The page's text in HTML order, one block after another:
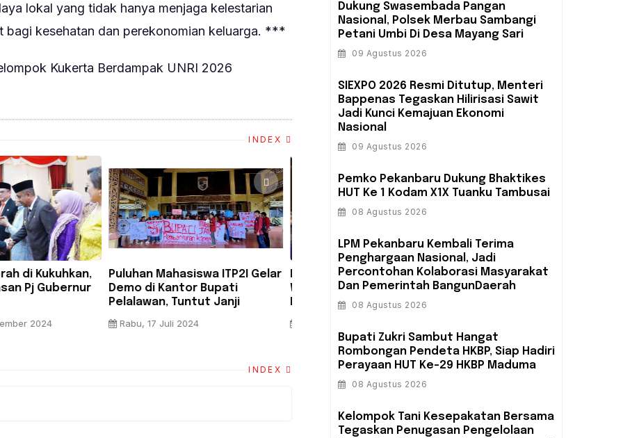
lokal yang tidak hanya menjaga kelestarian
bagi kesehatan dan perekonomian keluarga. ***
Kukerta Berdampak UNRI 2026
INDEX
Shaik Husain,
Singapura
Jokowi Targetkan 16 Ruas Tol
Trans Sumatera Beroperasi
Akhir 2024, Berikut Lokasinya
Selasa, 02 April 2024
Tokoh Riau Dr.drh.H.Chaidir
Meninggal Dunia
Selasa, 18 November 2025
Bergelar Datuk Seri Setia
Amanah, Abdul Wahid:
kekuasaan
INDEX
Dukung Swasembada Pangan
Nasional, Polsek Merbau Sambangi
Petani Umbi Di Desa Mayang Sari
09 Agustus 2026
SIEXPO 2026 Resmi Ditutup, Menteri
Bappenas Tegaskan Hilirisasi Sawit
Jadi Kunci Kemajuan Ekonomi
Nasional
09 Agustus 2026
Pemko Pekanbaru Dukung Bhaktikes
HUT Ke 1 Kodam X1X Tuanku Tambusai
08 Agustus 2026
‎LPM Pekanbaru Kembali Terima
Penghargaan Nasional, Jadi
Percontohan Kolaborasi Masyarakat
Dan Pemerintah BangunDaerah
08 Agustus 2026
Bupati Zukri Sambut Hangat
Rombongan Pendeta HKBP, Siap Hadiri
Perayaan HUT Ke-29 HKBP Maduma
08 Agustus 2026
‎Kelompok Tani Kesepakatan Bersama
Tegaskan Penugasan Pengelolaan